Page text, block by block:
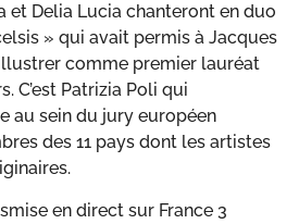
et Delia Lucia chanteront en duo
» qui avait permis à Jacques
comme premier lauréat
C’est Patrizia Poli qui
au sein du jury européen
des 11 pays dont les artistes
en direct sur France 3